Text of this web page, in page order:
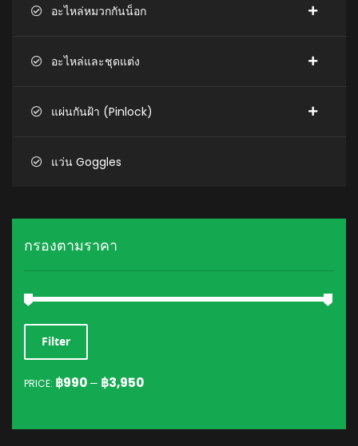
อะไหล่หมวกกันน็อก
อะไหล่และชุดแต่ง
แผ่นกันฝ้า (Pinlock)
แว่น Goggles
กรองตามราคา
MIN
PRICE
MAX
PRICE
Filter
PRICE: ฿990 — ฿3,950